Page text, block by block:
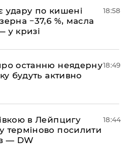
удару по кишені
−37,6 %, масла
у кризі
18:58
останню неядерну
будуть активно
18:49
в Лейпцигу
терміново посилити
— DW
18:44